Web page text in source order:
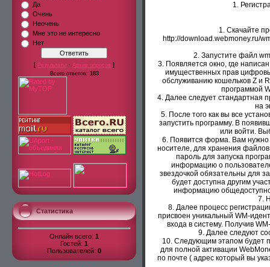
Да
Очень
Неочень
Мне это не интересно
Нет
[ Результаты · Архив опросов ]
Всего ответов: 183
Статистика
Онлайн всего: 1
Гостей: 1
Пользователей: 0
1.
1. Скачайте
http://download.webmoney.ru/
2. Запустите файл
3. Появляется окно, где
имущественных прав
обслуживанию кошельков Z и
программой
4. Далее следует стандартная
на
5. После того как вы все
запустить программу. В
или войти.
6. Появится форма. Вам нужно
носителе, для хранения
пароль для запуска
информацию о
звездочкой обязательны для
будет доступна другим
информацию
7.
8. Далее процесс
присвоен уникальный WM-
входа в систему. Получив
9. Далее следуют
10. Следующим этапом будет
для полной активации
по почте ( адрес который вы